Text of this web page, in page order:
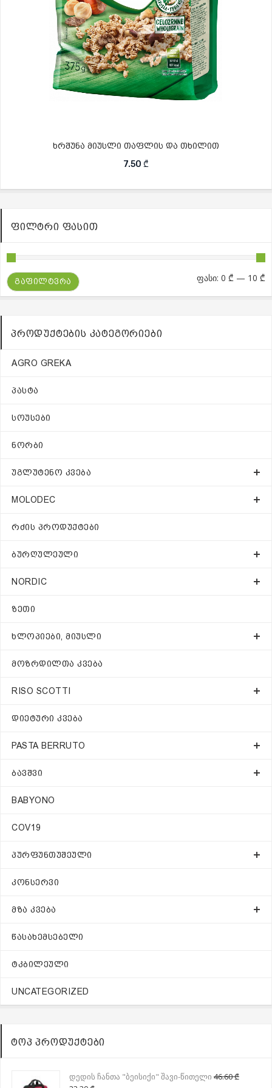
ხრშუნა მიუსლი თაფლის და თხილით
7.50 ₾
ᲤᲘᲚᲢᲠᲘ ᲤᲐᲡᲘᲗ
ᲒᲐᲤᲘᲚᲢᲕᲠᲐ ფასი: 0 ₾ — 10 ₾
ᲞᲠᲝᲓᲣᲥᲢᲔᲑᲘᲡ ᲙᲐᲢᲔᲒᲝᲠᲘᲔᲑᲘ
AGRO GREKA
ᲞᲐᲡᲢᲐ
ᲡᲝᲣᲡᲔᲑᲘ
ᲜᲝᲠᲑᲘ
ᲣᲒᲚᲣᲢᲔᲜᲝ ᲙᲕᲔᲑᲐ
MOLODEC
ᲠᲫᲘᲡ ᲞᲠᲝᲓᲣᲥᲢᲔᲑᲘ
ᲑᲣᲠᲦᲣᲚᲔᲣᲚᲘ
NORDIC
ᲖᲔᲗᲘ
ᲮᲚᲝᲞᲘᲔᲑᲘ, ᲛᲘᲣᲡᲚᲘ
ᲛᲝᲖᲠᲓᲘᲚᲗᲐ ᲙᲕᲔᲑᲐ
RISO SCOTTI
ᲓᲘᲔᲢᲣᲠᲘ ᲙᲕᲔᲑᲐ
PASTA BERRUTO
ᲑᲐᲕᲨᲕᲘ
BABYONO
COV19
ᲞᲣᲠᲤᲣᲜᲗᲣᲨᲔᲣᲚᲘ
ᲙᲝᲜᲡᲔᲠᲕᲘ
ᲛᲖᲐ ᲙᲕᲔᲑᲐ
ᲬᲐᲡᲐᲮᲔᲛᲡᲔᲑᲔᲚᲘ
ᲢᲙᲑᲘᲚᲔᲣᲚᲘ
UNCATEGORIZED
ᲢᲝᲞ ᲞᲠᲝᲓᲣᲥᲢᲔᲑᲘ
დედის ჩანთა "ბეისიქი" შავი-წითელი 46.60₾